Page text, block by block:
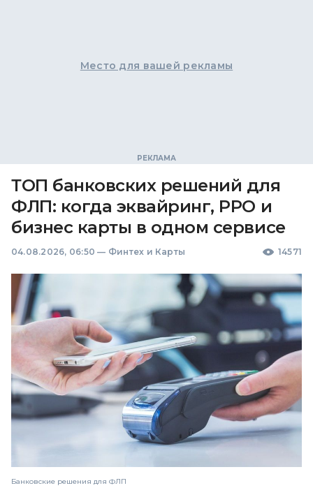
Место для вашей рекламы
ТОП банковских решений для
ФЛП: когда эквайринг, РРО и
бизнес карты в одном сервисе
04.08.2026, 06:50 — Финтех и Карты 14571
Банковские решения для ФЛП